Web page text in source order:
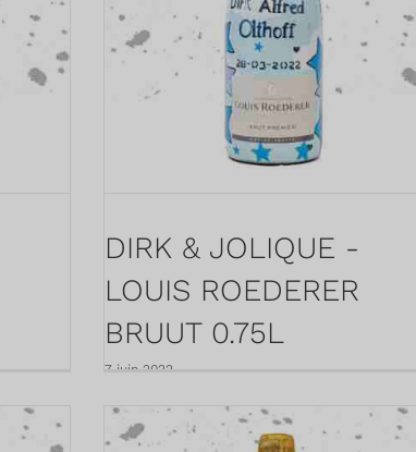
DIRK & JOLIQUE -
LOUIS ROEDERER
BRUUT 0.75L
7 juin 2022